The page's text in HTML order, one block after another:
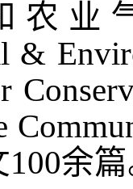
农业
&
余